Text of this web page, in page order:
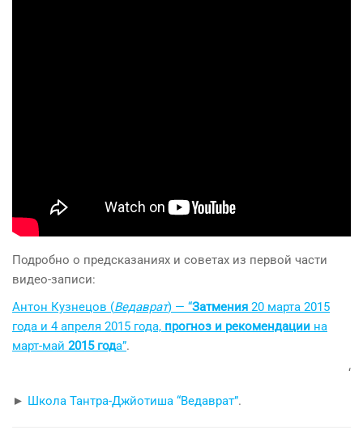
Подробно о предсказаниях и советах из первой части
видео-записи:
Антон Кузнецов (Ведаврат) — “Затмения 20 марта 2015
года и 4 апреля 2015 года, прогноз и рекомендации на
март-май 2015 года”.
‘
► Школа Тантра-Джйотиша “Ведаврат”.